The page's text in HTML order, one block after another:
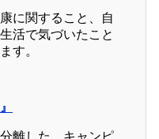
に関すること、自
活で気づいたこと
す。
離した、キャンピ